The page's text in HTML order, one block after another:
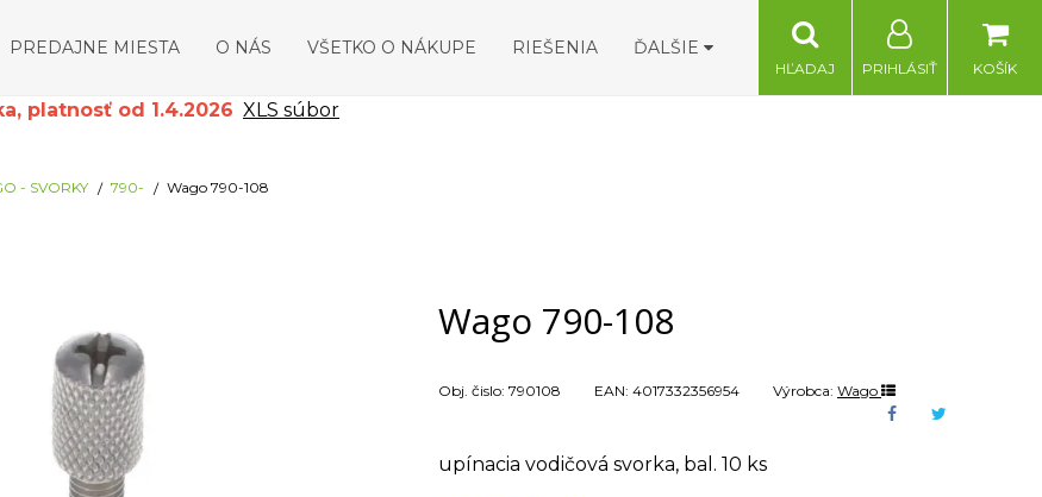
PREDAJNE MIESTA O NÁS VŠETKO O NÁKUPE RIEŠENIA ĎALŠIE
KOŠÍK
PRIHLÁSIŤ
HĽADAJ
platnosť od 1.4.2026 XLS súbor
- SVORKY 790- Wago 790-108
Wago 790-108
Obj. čislo: 790108 EAN: 4017332356954 Výrobca: Wago
upínacia vodičová svorka, bal. 10 ks